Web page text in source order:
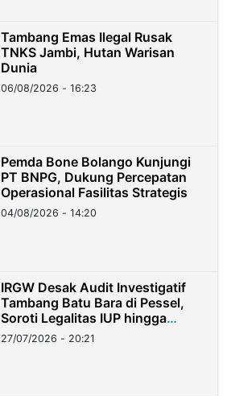
Tambang Emas Ilegal Rusak
TNKS Jambi, Hutan Warisan
Dunia
06/08/2026 - 16:23
Pemda Bone Bolango Kunjungi
PT BNPG, Dukung Percepatan
Operasional Fasilitas Strategis
04/08/2026 - 14:20
IRGW Desak Audit Investigatif
Tambang Batu Bara di Pessel,
Soroti Legalitas IUP hingga
Stockpile
27/07/2026 - 20:21